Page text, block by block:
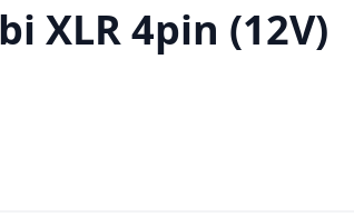
XLR 4pin (12V)